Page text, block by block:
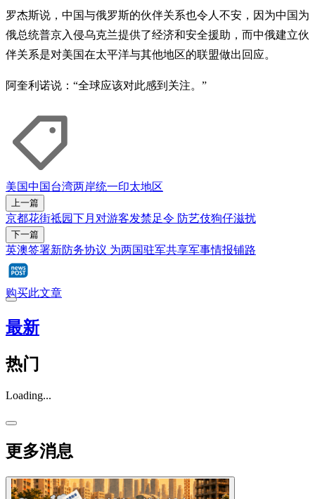
罗杰斯说，中国与俄罗斯的伙伴关系也令人不安，因为中国为
俄总统普京入侵乌克兰提供了经济和安全援助，而中俄建立伙
伴关系是对美国在太平洋与其他地区的联盟做出回应。
阿奎利诺说：“全球应该对此感到关注。”
美国中国台湾两岸统一印太地区
上一篇
京都花街祗园下月对游客发禁足令 防艺伎狗仔滋扰
下一篇
英澳签署新防务协议 为两国驻军共享军事情报铺路
购买此文章
最新
热门
Loading...
更多消息